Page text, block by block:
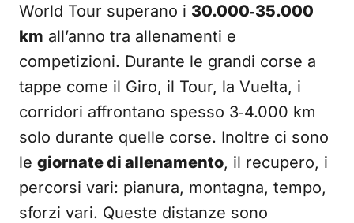
World Tour superano i 30.000‑35.000
km all’anno tra allenamenti e
competizioni. Durante le grandi corse a
tappe come il Giro, il Tour, la Vuelta, i
corridori affrontano spesso 3‑4.000 km
solo durante quelle corse. Inoltre ci sono
le giornate di allenamento, il recupero, i
percorsi vari: pianura, montagna, tempo,
sforzi vari. Queste distanze sono